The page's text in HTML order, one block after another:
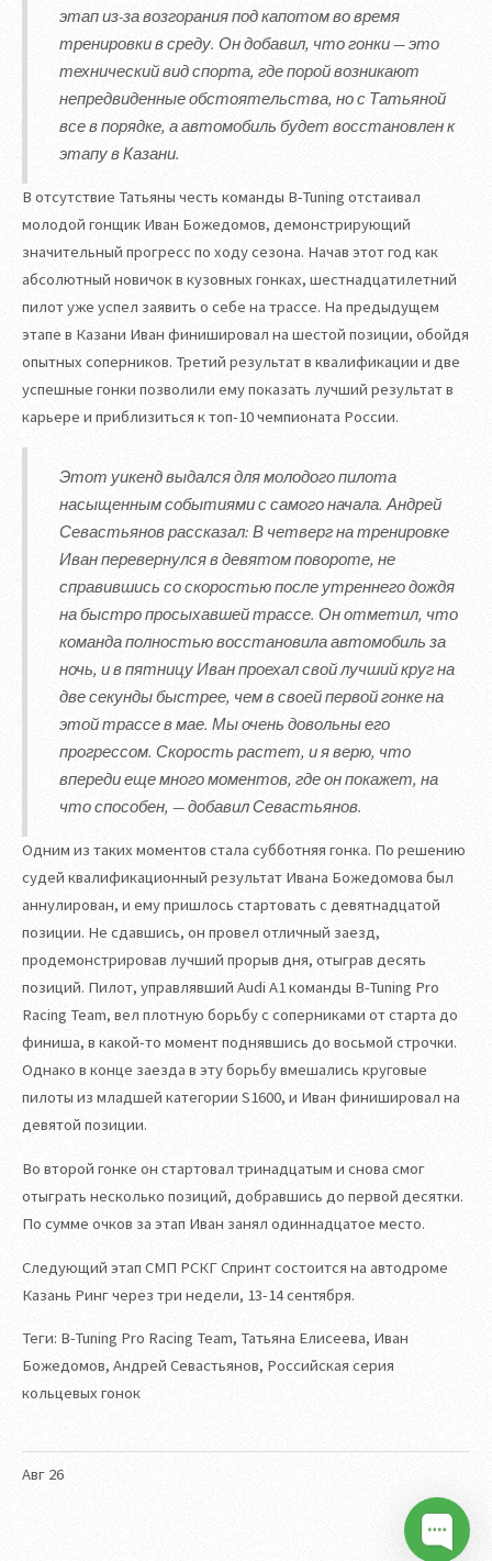
Авг 26
этап из-за возгорания под капотом во время
тренировки в среду. Он добавил, что гонки — это
технический вид спорта, где порой возникают
непредвиденные обстоятельства, но с Татьяной
все в порядке, а автомобиль будет восстановлен к
этапу в Казани.
В отсутствие Татьяны честь команды B-Tuning отстаивал
молодой гонщик Иван Божедомов, демонстрирующий
значительный прогресс по ходу сезона. Начав этот год как
абсолютный новичок в кузовных гонках, шестнадцатилетний
пилот уже успел заявить о себе на трассе. На предыдущем
этапе в Казани Иван финишировал на шестой позиции, обойдя
опытных соперников. Третий результат в квалификации и две
успешные гонки позволили ему показать лучший результат в
карьере и приблизиться к топ-10 чемпионата России.
Этот уикенд выдался для молодого пилота
насыщенным событиями с самого начала. Андрей
Севастьянов рассказал: В четверг на тренировке
Иван перевернулся в девятом повороте, не
справившись со скоростью после утреннего дождя
на быстро просыхавшей трассе. Он отметил, что
команда полностью восстановила автомобиль за
ночь, и в пятницу Иван проехал свой лучший круг на
две секунды быстрее, чем в своей первой гонке на
этой трассе в мае. Мы очень довольны его
прогрессом. Скорость растет, и я верю, что
впереди еще много моментов, где он покажет, на
что способен, — добавил Севастьянов.
Одним из таких моментов стала субботняя гонка. По решению
судей квалификационный результат Ивана Божедомова был
аннулирован, и ему пришлось стартовать с девятнадцатой
позиции. Не сдавшись, он провел отличный заезд,
продемонстрировав лучший прорыв дня, отыграв десять
позиций. Пилот, управлявший Audi A1 команды B-Tuning Pro
Racing Team, вел плотную борьбу с соперниками от старта до
финиша, в какой-то момент поднявшись до восьмой строчки.
Однако в конце заезда в эту борьбу вмешались круговые
пилоты из младшей категории S1600, и Иван финишировал на
девятой позиции.
Во второй гонке он стартовал тринадцатым и снова смог
отыграть несколько позиций, добравшись до первой десятки.
По сумме очков за этап Иван занял одиннадцатое место.
Следующий этап СМП РСКГ Спринт состоится на автодроме
Казань Ринг через три недели, 13-14 сентября.
Теги: B-Tuning Pro Racing Team, Татьяна Елисеева, Иван
Божедомов, Андрей Севастьянов, Российская серия
кольцевых гонок